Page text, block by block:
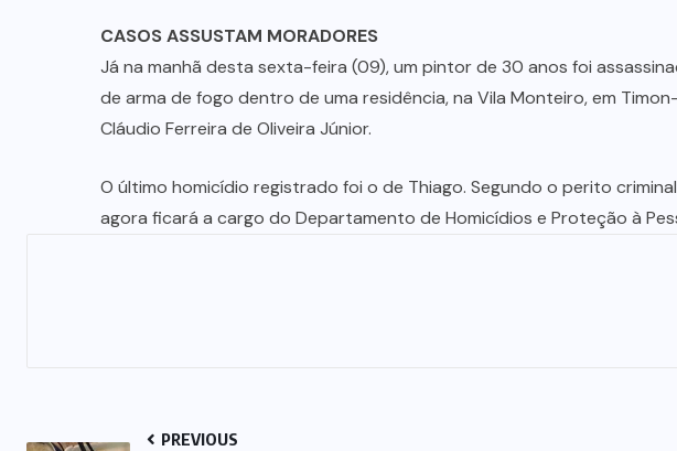
CASOS ASSUSTAM MORADORES
Já na manhã desta sexta-feira (09), um pintor de 30 anos foi
de arma de fogo dentro de uma residência, na Vila Monteiro, em
Cláudio Ferreira de Oliveira Júnior.
O último homicídio registrado foi o de Thiago. Segundo o perito
agora ficará a cargo do Departamento de Homicídios e Proteção à
PREVIOUS